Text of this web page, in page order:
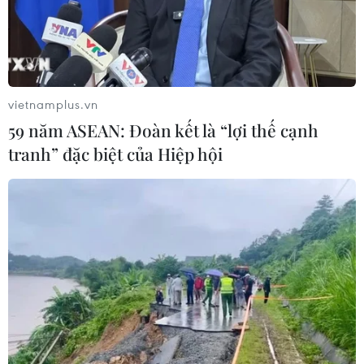
Đà Nẵng: Tìm thấy 3 bộ hài cốt liệt sỹ
từ nguồn tin của người dân
07/08/2026 10:42
Ban đại diện cha mẹ học sinh không
được tự đặt các khoản thu, ép buộc
Tháng 12/2026 hoàn thành mở rộng
đoạn cao tốc Thành phố Hồ Chí
Minh-Long Thành
07/08/2026 10:29
vietnamplus.vn
59 năm ASEAN: Đoàn kết là “lợi thế cạnh
tranh” đặc biệt của Hiệp hội